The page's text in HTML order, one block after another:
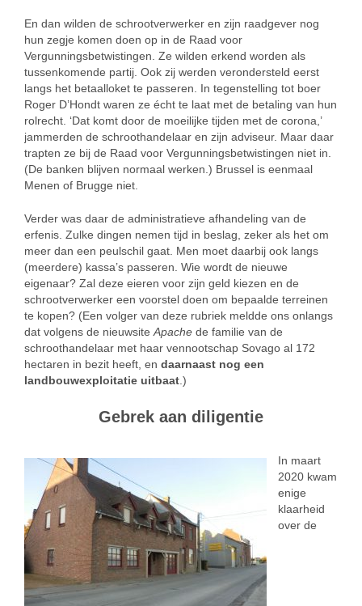
En dan wilden de schrootverwerker en zijn raadgever nog
hun zegje komen doen op in de Raad voor
Vergunningsbetwistingen. Ze wilden erkend worden als
tussenkomende partij. Ook zij werden verondersteld eerst
langs het betaalloket te passeren. In tegenstelling tot boer
Roger D’Hondt waren ze écht te laat met de betaling van hun
rolrecht. ‘Dat komt door de moeilijke tijden met de corona,’
jammerden de schroothandelaar en zijn adviseur. Maar daar
trapten ze bij de Raad voor Vergunningsbetwistingen niet in.
(De banken blijven normaal werken.) Brussel is eenmaal
Menen of Brugge niet.
Verder was daar de administratieve afhandeling van de
erfenis. Zulke dingen nemen tijd in beslag, zeker als het om
meer dan een peulschil gaat. Men moet daarbij ook langs
(meerdere) kassa’s passeren. Wie wordt de nieuwe
eigenaar? Zal deze eieren voor zijn geld kiezen en de
schrootverwerker een voorstel doen om bepaalde terreinen
te kopen? (Een volger van deze rubriek meldde ons onlangs
dat volgens de nieuwsite Apache de familie van de
schroothandelaar met haar vennootschap Sovago al 172
hectaren in bezit heeft, en daarnaast nog een
landbouwexploitatie uitbaat .)
Gebrek aan diligentie
In maart
2020 kwam
enige
klaarheid
over de